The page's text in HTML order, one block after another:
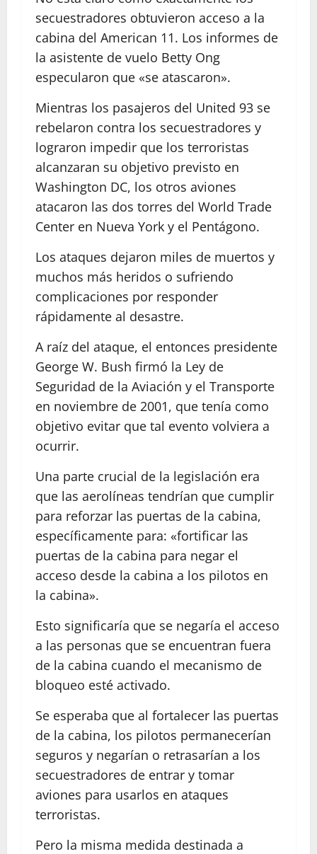
secuestradores obtuvieron acceso a la
cabina del American 11. Los informes de
la asistente de vuelo Betty Ong
especularon que «se atascaron».
Mientras los pasajeros del United 93 se
rebelaron contra los secuestradores y
lograron impedir que los terroristas
alcanzaran su objetivo previsto en
Washington DC, los otros aviones
atacaron las dos torres del World Trade
Center en Nueva York y el Pentágono.
Los ataques dejaron miles de muertos y
muchos más heridos o sufriendo
complicaciones por responder
rápidamente al desastre.
A raíz del ataque, el entonces presidente
George W. Bush firmó la Ley de
Seguridad de la Aviación y el Transporte
en noviembre de 2001, que tenía como
objetivo evitar que tal evento volviera a
ocurrir.
Una parte crucial de la legislación era
que las aerolíneas tendrían que cumplir
para reforzar las puertas de la cabina,
específicamente para: «fortificar las
puertas de la cabina para negar el
acceso desde la cabina a los pilotos en
la cabina».
Esto significaría que se negaría el acceso
a las personas que se encuentran fuera
de la cabina cuando el mecanismo de
bloqueo esté activado.
Se esperaba que al fortalecer las puertas
de la cabina, los pilotos permanecerían
seguros y negarían o retrasarían a los
secuestradores de entrar y tomar
aviones para usarlos en ataques
terroristas.
Pero la misma medida destinada a